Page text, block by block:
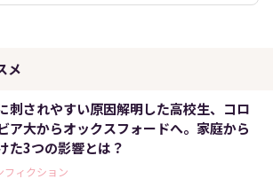
メ
刺されやすい原因解明した高校生、コロ
ア大からオックスフォードへ。家庭から
た3つの影響とは？
フィクション